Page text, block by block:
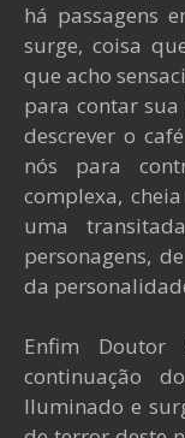
há passagens
surge, coisa
que acho
para contar
descrever o
nós para
complexa,
uma
personagens,
da
Enfim
continuação
Iluminado e